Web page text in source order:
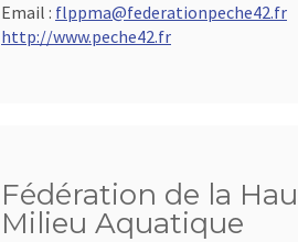
Email : flppma@federationpeche42.fr
http://www.peche42.fr
Fédération de la
Milieu Aquatique